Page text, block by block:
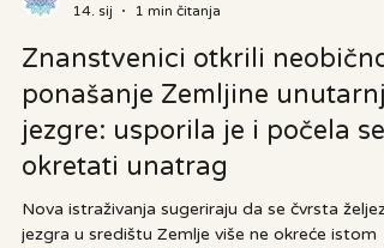
14. sij
1 min čitanja
Znanstvenici otkrili neobično
ponašanje Zemljine unutarnje
jezgre: usporila je i počela se
okretati unatrag
Nova istraživanja sugeriraju da se čvrsta
jezgra u središtu Zemlje više ne okreće istom